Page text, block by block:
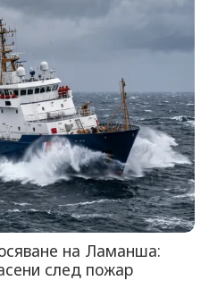
на Ламанша:
след пожар